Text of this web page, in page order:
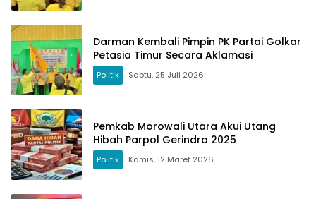
Darman Kembali Pimpin PK Partai Golkar
Petasia Timur Secara Aklamasi
Politik Sabtu, 25 Juli 2026
Pemkab Morowali Utara Akui Utang
Hibah Parpol Gerindra 2025
Politik Kamis, 12 Maret 2026